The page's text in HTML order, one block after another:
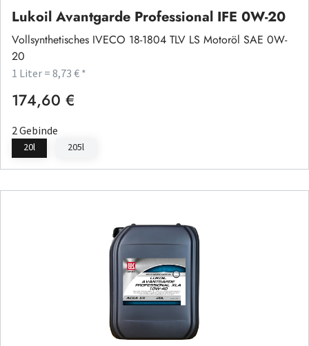
Lukoil Avantgarde Professional IFE 0W-20
Vollsynthetisches IVECO 18-1804 TLV LS Motoröl SAE 0W-
20
1 Liter = 8,73 € *
Regulärer Preis:
174,60 €
2 Gebinde
20l 205l